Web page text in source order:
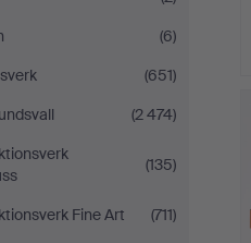
(6)
(651)
(2 474)
(135)
Fine Art
(711)